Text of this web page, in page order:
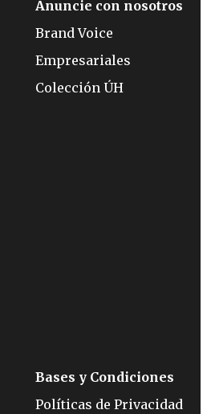
Anuncie con nosotros
Brand Voice
Empresariales
Colección ÚH
Bases y Condiciones
Políticas de Privacidad